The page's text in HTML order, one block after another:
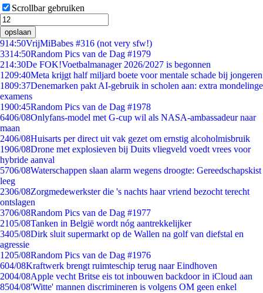
Scrollbar gebruiken
opslaan
914:50VrijMiBabes #316 (not very sfw!)
3314:50Random Pics van de Dag #1979
214:30De FOK!Voetbalmanager 2026/2027 is begonnen
1209:40Meta krijgt half miljard boete voor mentale schade bij jongeren
1809:37Denemarken pakt AI-gebruik in scholen aan: extra mondelinge
examens
1900:45Random Pics van de Dag #1978
6406/08Onlyfans-model met G-cup wil als NASA-ambassadeur naar
maan
2406/08Huisarts per direct uit vak gezet om ernstig alcoholmisbruik
1906/08Drone met explosieven bij Duits vliegveld voedt vrees voor
hybride aanval
5706/08Waterschappen slaan alarm wegens droogte: Gereedschapskist
leeg
2306/08Zorgmedewerkster die 's nachts haar vriend bezocht terecht
ontslagen
3706/08Random Pics van de Dag #1977
2105/08Tanken in België wordt nóg aantrekkelijker
3405/08Dirk sluit supermarkt op de Wallen na golf van diefstal en
agressie
1205/08Random Pics van de Dag #1976
604/08Kraftwerk brengt ruimteschip terug naar Eindhoven
2004/08Apple vecht Britse eis tot inbouwen backdoor in iCloud aan
8504/08'Witte' mannen discrimineren is volgens OM geen enkel